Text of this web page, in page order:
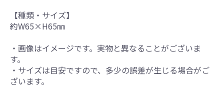
【種類・サイズ】
約W65×H65㎜
・画像はイメージです。実物と異なることがございま
す。
・サイズは目安ですので、多少の誤差が生じる場合がご
ざいます。